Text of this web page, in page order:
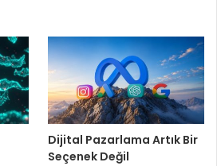
Dijital Pazarlama Artık Bir
Seçenek Değil